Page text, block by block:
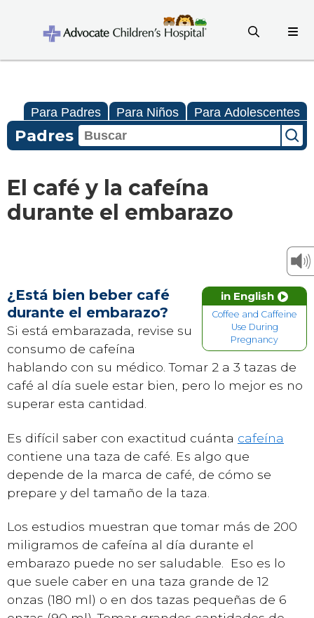
Para Padres Para Niños Para Adolescentes
Padres
El café y la cafeína
durante el embarazo
in English
Coffee and Caffeine
Use During
Pregnancy
¿Está bien beber café
durante el embarazo?
Si está embarazada, revise su
consumo de cafeína
hablando con su médico. Tomar 2 a 3 tazas de
café al día suele estar bien, pero lo mejor es no
superar esta cantidad.
Es difícil saber con exactitud cuánta cafeína
contiene una taza de café. Es algo que
depende de la marca de café, de cómo se
prepare y del tamaño de la taza.
Los estudios muestran que tomar más de 200
miligramos de cafeína al día durante el
embarazo puede no ser saludable. Eso es lo
que suele caber en una taza grande de 12
onzas (180 ml) o en dos tazas pequeñas de 6